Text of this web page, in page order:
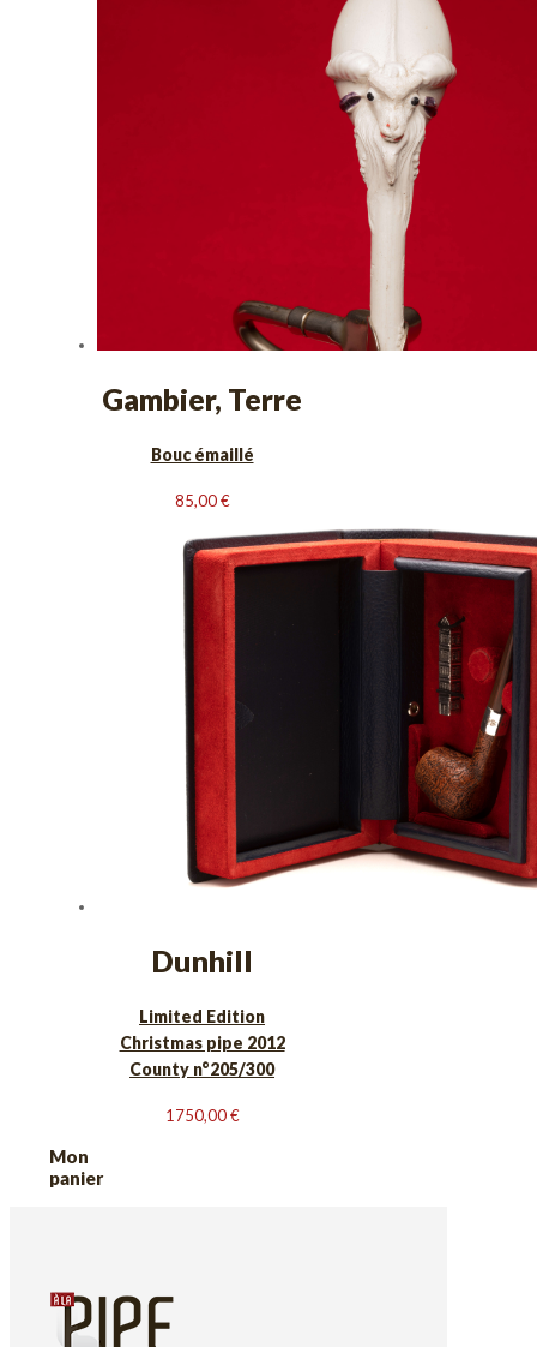
Gambier, Terre
Bouc émaillé
85,00€
Dunhill
Limited Edition
Christmas pipe 2012
County n°205/300
1750,00€
Mon
panier